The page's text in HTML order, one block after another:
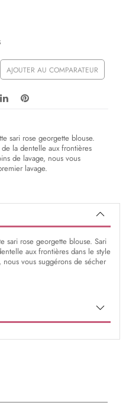
AJOUTER AU COMPARATEUR
sari rose georgette blouse.
la dentelle aux frontières
de lavage, nous vous
lavage.
sari rose georgette blouse. Sari
aux frontières dans le style
vous suggérons de sécher